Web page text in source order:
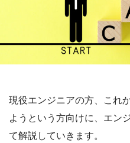
現役エンジニアの方、これ
ようという方向けに、エン
て解説していきます。